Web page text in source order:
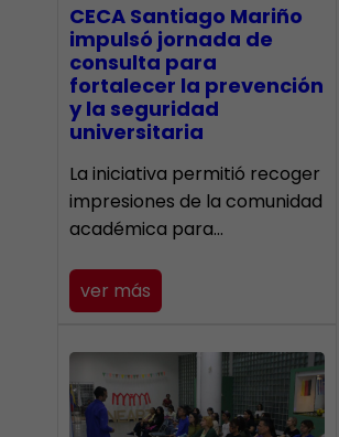
CECA Santiago Mariño
impulsó jornada de
consulta para
fortalecer la prevención
y la seguridad
universitaria
La iniciativa permitió recoger
impresiones de la comunidad
académica para…
ver más